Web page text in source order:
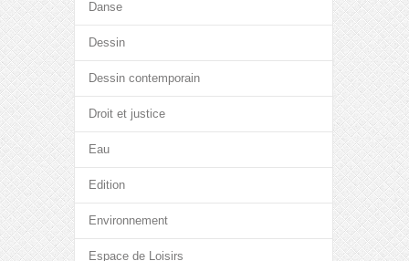
Danse
Dessin
Dessin contemporain
Droit et justice
Eau
Edition
Environnement
Espace de Loisirs